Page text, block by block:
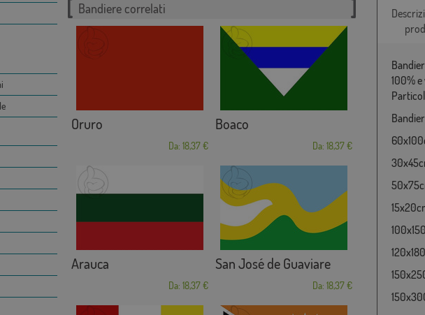
Bandiere correlati
Oruro
Da: 18,37 €
Boaco
Da: 18,37 €
Arauca
Da: 18,37 €
San José de Guaviare
Da: 18,37 €
100%